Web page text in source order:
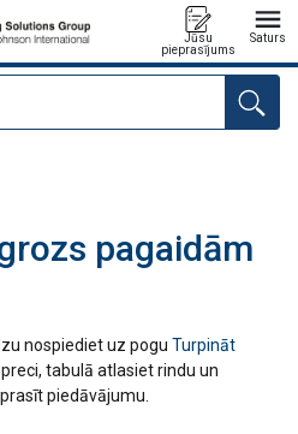
Jūsu
pieprasījums
Saturs
pagaidām
nospiediet uz pogu Turpināt
tabulā atlasiet rindu un
piedāvājumu.